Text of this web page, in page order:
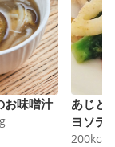
お味噌汁
あじと
ヨソテ
200kcal